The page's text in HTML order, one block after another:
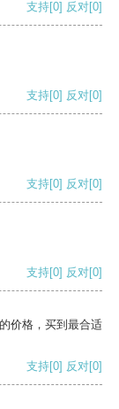
支持[0] 反对[0]
支持[0] 反对[0]
支持[0] 反对[0]
支持[0] 反对[0]
价格，买到最合适
支持[0] 反对[0]